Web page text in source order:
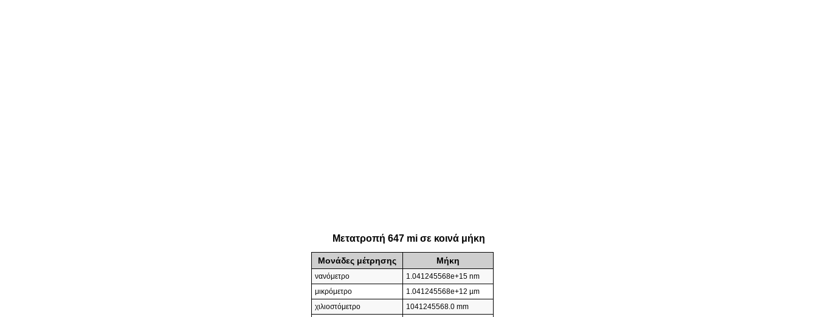
Μετατροπή 647 mi σε κοινά μήκη
Μονάδες μέτρησης Μήκη
νανόμετρο
1.041245568e+15 nm
μικρόμετρο
1.041245568e+12 µm
χιλιοστόμετρο
1041245568.0 mm